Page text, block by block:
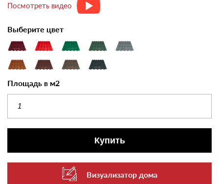
Посмотреть видео
Выберите цвет
Площадь в м2
Купить
Визуализатор дома